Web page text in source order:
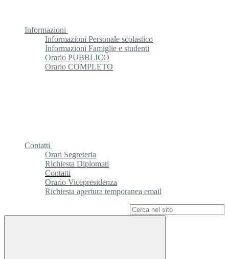
Informazioni
Informazioni Personale scolastico
Informazioni Famiglie e studenti
Orario PUBBLICO
Orario COMPLETO
Contatti
Orari Segreteria
Richiesta Diplomati
Contatti
Orario Vicepresidenza
Richiesta apertura temporanea email